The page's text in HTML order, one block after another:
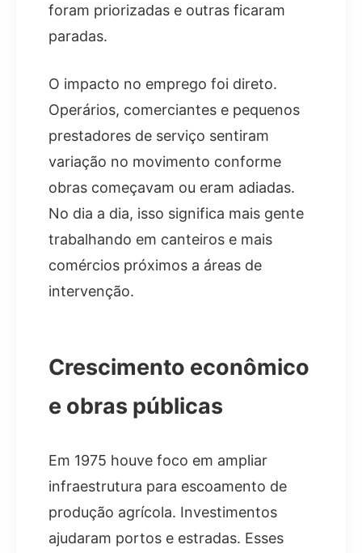
foram priorizadas e outras ficaram
paradas.
O impacto no emprego foi direto.
Operários, comerciantes e pequenos
prestadores de serviço sentiram
variação no movimento conforme
obras começavam ou eram adiadas.
No dia a dia, isso significa mais gente
trabalhando em canteiros e mais
comércios próximos a áreas de
intervenção.
Crescimento econômico
e obras públicas
Em 1975 houve foco em ampliar
infraestrutura para escoamento de
produção agrícola. Investimentos
ajudaram portos e estradas. Esses